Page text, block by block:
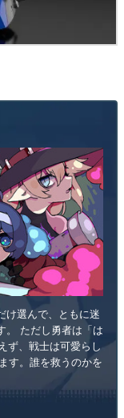
け選んで、ともに迷
。 ただし勇者は「は
ず、戦士は可愛らし
す。誰を救うのかを